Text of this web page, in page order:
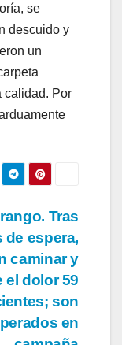
se
descuido y
un
calidad. Por
Tras
de espera,
caminar y
el dolor 59
son
en